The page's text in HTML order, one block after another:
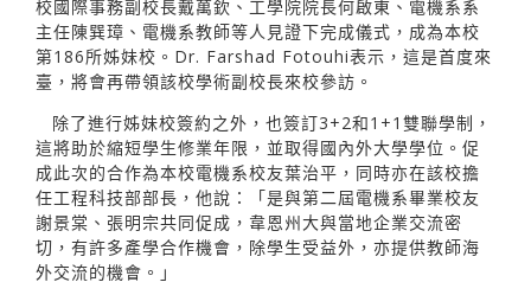
校國際事務副校長戴萬欽、工學院院長何啟東、電機系系
主任陳巽璋、電機系教師等人見證下完成儀式，成為本校
第186所姊妹校。Dr. Farshad Fotouhi表示，這是首度來
臺，將會再帶領該校學術副校長來校參訪。
除了進行姊妹校簽約之外，也簽訂3+2和1+1雙聯學制，
這將助於縮短學生修業年限，並取得國內外大學學位。促
成此次的合作為本校電機系校友葉治平，同時亦在該校擔
任工程科技部部長，他說：「是與第二屆電機系畢業校友
謝景棠、張明宗共同促成，韋恩州大與當地企業交流密
切，有許多產學合作機會，除學生受益外，亦提供教師海
外交流的機會。」